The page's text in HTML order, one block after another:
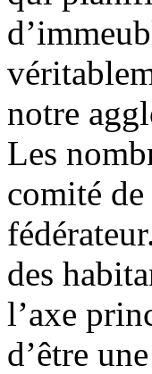
notre
Les
comité
des
l’axe
d’être